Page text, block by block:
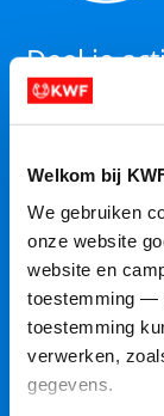
Welkom bij
We gebruiken
onze website
website en
toestemming —
toestemming
verwerken,
gegevens.
Deel je
Hoe meer
bereikt. Vertel
gebruik social
Instagram,
delen. Jouw
nietwaar? Het
hulp krijgt.